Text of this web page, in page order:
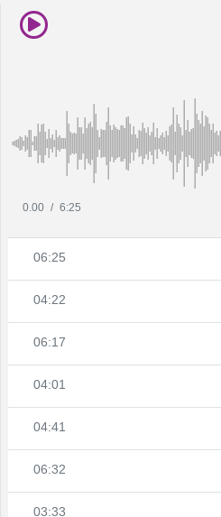
0.00 / 6:25
06:25
04:22
06:17
04:01
04:41
06:32